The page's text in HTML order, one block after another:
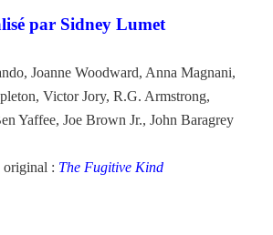
par Sidney Lumet
Joanne Woodward, Anna Magnani,
Victor Jory, R.G. Armstrong,
Yaffee, Joe Brown Jr., John Baragrey
original : The Fugitive Kind